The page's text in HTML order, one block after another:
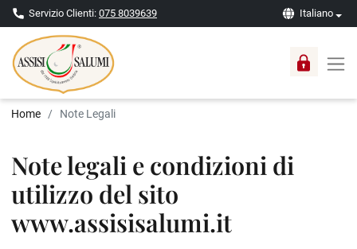
Servizio Clienti: 075 8039639 Italiano
Home Note Legali
Note legali e condizioni di
utilizzo del sito
www.assisisalumi.it